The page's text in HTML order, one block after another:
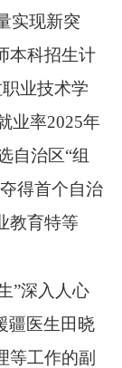
实现新突
本科招生计
业技术学
业率2025年
自治区“组
得首个自治
教育特等
”深入人心
疆医生田晓
等工作的副